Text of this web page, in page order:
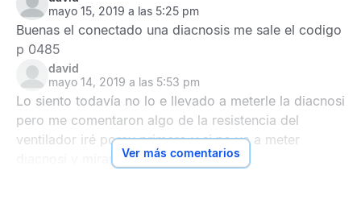
mayo 15, 2019 a las 5:25 pm
Buenas el conectado una diacnosis me sale el codigo
p 0485
david
mayo 14, 2019 a las 5:53 pm
Lo siento todavía no lo e llevado a meterle la diacnosi
pero me comentaron algo de la resistencia del
ventilador iré poray primero y si no ya a meter
diacnosi y mirare sentralitaVer más comentarios